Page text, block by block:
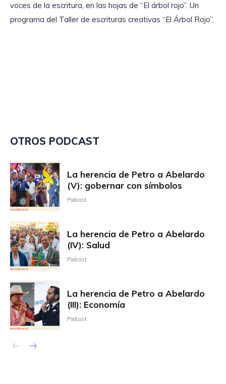
voces de la escritura, en las hojas de “El árbol rojo”. Un
programa del Taller de escrituras creativas “El Árbol Rojo”.
OTROS PODCAST
La herencia de Petro a Abelardo
(V): gobernar con símbolos
Podcast
La herencia de Petro a Abelardo
(IV): Salud
Podcast
La herencia de Petro a Abelardo
(III): Economía
Podcast